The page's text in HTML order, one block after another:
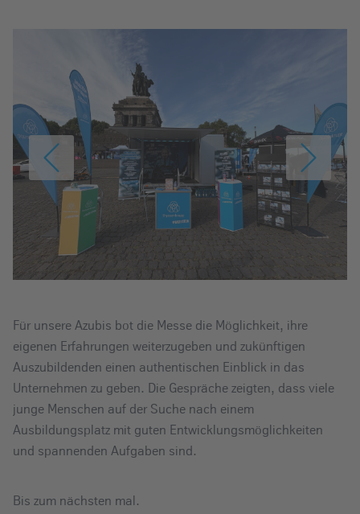
Für unsere Azubis bot die Messe die Möglichkeit, ihre
eigenen Erfahrungen weiterzugeben und zukünftigen
Auszubildenden einen authentischen Einblick in das
Unternehmen zu geben. Die Gespräche zeigten, dass viele
junge Menschen auf der Suche nach einem
Ausbildungsplatz mit guten Entwicklungsmöglichkeiten
und spannenden Aufgaben sind.
Bis zum nächsten mal.